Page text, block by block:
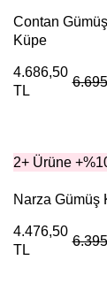
Contan
Küpe
4.686,50
TL
2+ Ürüne
Narza Gümüş
4.476,50
TL